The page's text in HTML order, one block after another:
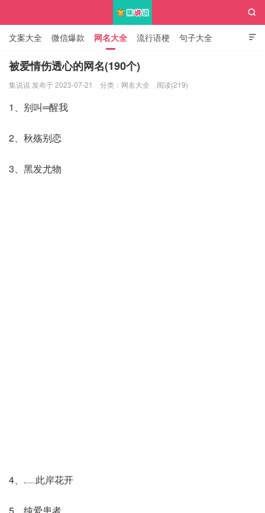

文案大全 微信爆款 网名大全 流行语梗 句子大全
知识大全

被爱情伤透心的网名(190个)
集说说 发布于 2023-07-21 分类： 网名大全 阅读(219)
1、别叫═醒我
2、秋殇别恋
3、黑发尤物
4、.﹏此岸花开ゝ